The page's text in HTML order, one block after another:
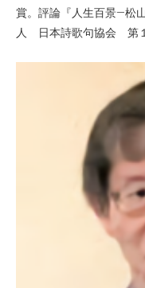
賞。評論『人生百景―松
人 日本詩歌句協会 第１